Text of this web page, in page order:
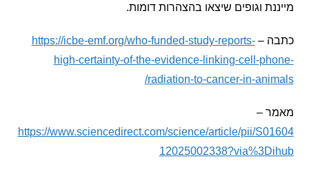
וגופים שיצאו בהצהרות דומות.
–
https://icbe-emf.org/who-funded-study-reports-
high-certainty-of-the-evidence-linking-cell-
radiation-to-cancer-in-
https://www.sciencedirect.com/science/article/pii/